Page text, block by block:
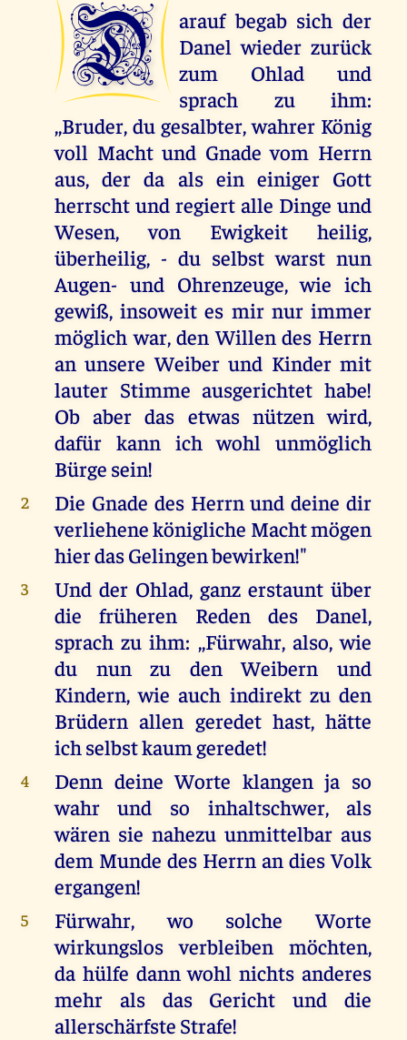
D
arauf begab sich der
Danel wieder zurück
zum Ohlad und
sprach zu ihm:
,,Bruder, du gesalbter, wahrer König
voll Macht und Gnade vom Herrn
aus, der da als ein einiger Gott
herrscht und regiert alle Dinge und
Wesen, von Ewigkeit heilig,
überheilig, - du selbst warst nun
Augen- und Ohrenzeuge, wie ich
gewiß, insoweit es mir nur immer
möglich war, den Willen des Herrn
an unsere Weiber und Kinder mit
lauter Stimme ausgerichtet habe!
Ob aber das etwas nützen wird,
dafür kann ich wohl unmöglich
Bürge sein!
2
Die Gnade des Herrn und deine dir
verliehene königliche Macht mögen
hier das Gelingen bewirken!"
3
Und der Ohlad, ganz erstaunt über
die früheren Reden des Danel,
sprach zu ihm: ,,Fürwahr, also, wie
du nun zu den Weibern und
Kindern, wie auch indirekt zu den
Brüdern allen geredet hast, hätte
ich selbst kaum geredet!
4
Denn deine Worte klangen ja so
wahr und so inhaltschwer, als
wären sie nahezu unmittelbar aus
dem Munde des Herrn an dies Volk
ergangen!
5
Fürwahr, wo solche Worte
wirkungslos verbleiben möchten,
da hülfe dann wohl nichts anderes
mehr als das Gericht und die
allerschärfste Strafe!